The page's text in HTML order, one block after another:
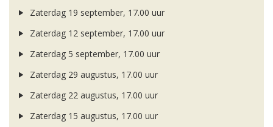
Zaterdag 19 september, 17.00 uur
Zaterdag 12 september, 17.00 uur
Zaterdag 5 september, 17.00 uur
Zaterdag 29 augustus, 17.00 uur
Zaterdag 22 augustus, 17.00 uur
Zaterdag 15 augustus, 17.00 uur